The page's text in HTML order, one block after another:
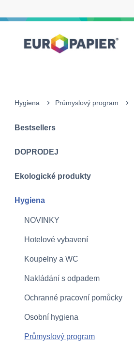
Hygiena Průmyslový program
Bestsellers
DOPRODEJ
Ekologické produkty
Hygiena
NOVINKY
Hotelové vybavení
Koupelny a WC
Nakládání s odpadem
Ochranné pracovní pomůcky
Osobní hygiena
Průmyslový program